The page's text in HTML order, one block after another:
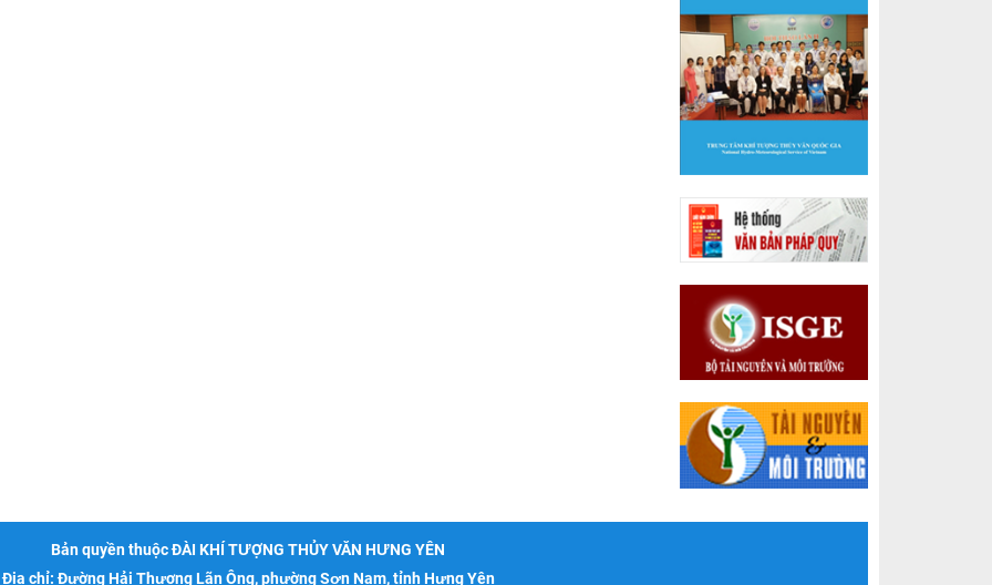
Bản quyền thuộc ĐÀI KHÍ TƯỢNG THỦY VĂN HƯNG YÊN
Địa chỉ: Đường Hải Thượng Lãn Ông, phường Sơn Nam, tỉnh Hưng Yên